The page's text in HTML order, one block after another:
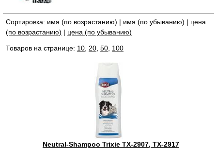
Сортировка: имя (по возрастанию) | имя (по убыванию) | цена
(по возрастанию) | цена (по убыванию)
Товаров на странице: 10 20 50 100
Neutral-Shampoo Trixie TX-2907, TX-2917